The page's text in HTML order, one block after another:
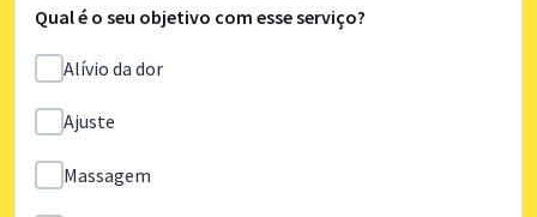
Qual é o seu objetivo com esse serviço?
Alívio da dor
Ajuste
Massagem